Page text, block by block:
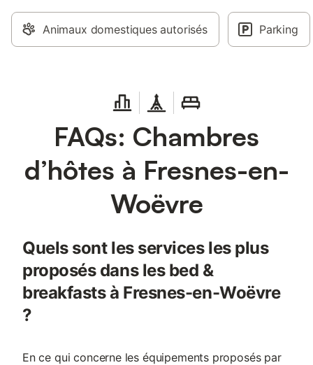
Animaux domestiques autorisés Parking
FAQs: Chambres
d’hôtes à Fresnes-en-
Woëvre
Quels sont les services les plus
proposés dans les bed &
breakfasts à Fresnes-en-Woëvre
?
En ce qui concerne les équipements proposés par